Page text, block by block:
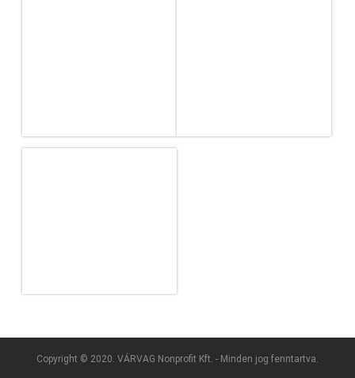
Copyright © 2020. VÁRVAG Nonprofit Kft. - Minden jog fenntartva.